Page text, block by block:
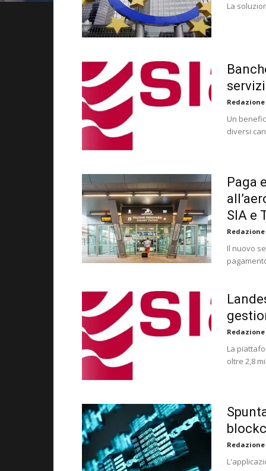
La
Un
diversi
Paga
SIA e
Il nuovo
La
oltre 2,8